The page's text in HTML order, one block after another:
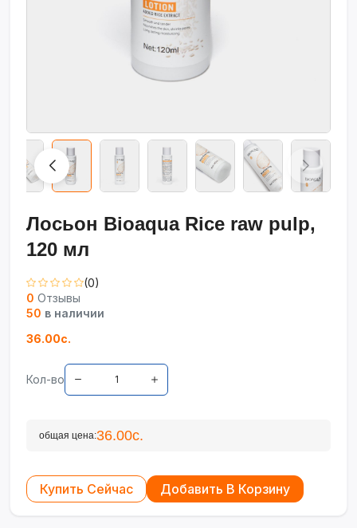
Лосьон Bioaqua Rice raw pulp,
120 мл
(0)
0 Отзывы
50 в наличии
36.00с.
Кол-во
общая цена:36.00с.
Купить Сейчас Добавить В Корзину